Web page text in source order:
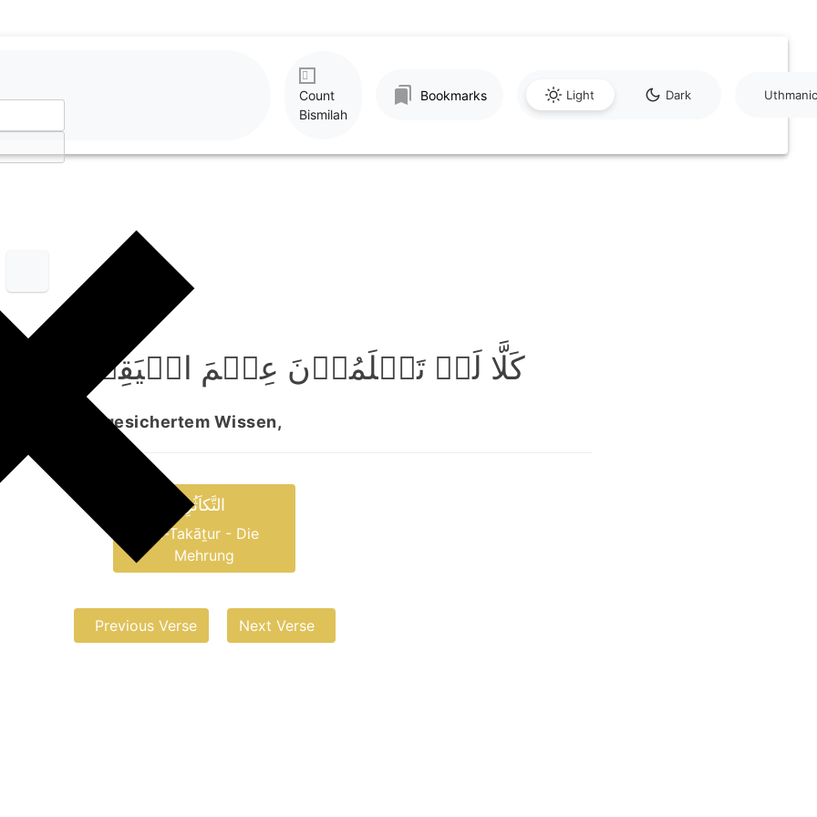
Count
Bismilah
Bookmarks Light Dark Uthmanic
کَلَّا لَوۡ تَعۡلَمُوۡنَ عِلۡمَ الۡیَقِیۡنِ ؕ﴿۶﴾
es nur mit gesichertem Wissen,
التَّکاَثُرِ
at-Takāṯur - Die
Mehrung
Previous Verse Next Verse